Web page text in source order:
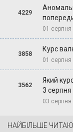
4229
01 серпня
3858
Курс
01 серпня
3562
Який
3 серпня
03 серпня
НАЙБІЛЬШЕ